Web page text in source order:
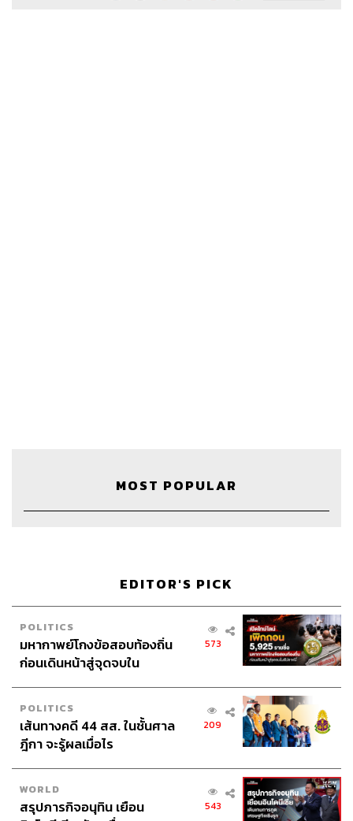
ทุกอย่างในชีวิตเราสามารถลิขิตเองได้ ถ้าเข้าใจว่าสิ่งที่เกิด
ขึ้นบนโลกนี้มันก็ตั้งอยู่ เกิดขึ้น และดับไป ไม่ว่าจะเป็นความ
ทุกข์หรือความสุข และทั้งสองสิ่งนี้เราเป็นคนเลือกเองได้ว่า
จะมองมันในแง่บวกหรือแง่ลบ
จิตใจของมนุษย์คล้ายกับคลื่นวิทยุ มีทั้งคลื่นรับและคลื่นส่ง
ถ้าเราตั้งรับไว้แต่เรื่องดี มันก็จะมีแต่เรื่องดีๆ เข้ามา แต่ถ้าเรา
ตั้งเครื่องรับไว้แต่เรื่องร้าย มันก็จะมีแต่เรื่องร้ายๆ เข้ามา ดัง
นั้นถ้าเราเลือกแล้วว่าจะรับสิ่งไหน อย่างอื่นที่เข้ามาก็จะอยู่ได้
ไม่นานแล้วมันก็จะออกไป สมมติเรามองต้นไม้ต้นหนึ่งแบบ
คนมองโลกในแง่บวก เราคงรู้สึกว่ามันดีที่ให้ร่มเงาและ
ออกซิเจน แต่ถ้าเราคิดในแง่ลบ เราอาจมองว่ามันเกะกะ ใบก็
MOST POPULAR
EDITOR'S PICK
POLITICS
มหากาพย์โกงข้อสอบท้องถิ่น
ก่อนเดินหน้าสู่จุดจบใน
573
POLITICS
เส้นทางคดี 44 สส. ในชั้นศาล
ฎีกา จะรู้ผลเมื่อไร
209
WORLD
สรุปภารกิจอนุทิน เยือน
543